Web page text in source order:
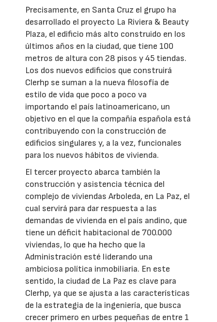
Precisamente, en Santa Cruz el grupo ha
desarrollado el proyecto La Riviera & Beauty
Plaza, el edificio más alto construido en los
últimos años en la ciudad, que tiene 100
metros de altura con 28 pisos y 45 tiendas.
Los dos nuevos edificios que construirá
Clerhp se suman a la nueva filosofía de
estilo de vida que poco a poco va
importando el país latinoamericano, un
objetivo en el que la compañía española está
contribuyendo con la construcción de
edificios singulares y, a la vez, funcionales
para los nuevos hábitos de vivienda.
El tercer proyecto abarca también la
construcción y asistencia técnica del
complejo de viviendas Arboleda, en La Paz, el
cual servirá para dar respuesta a las
demandas de vivienda en el país andino, que
tiene un déficit habitacional de 700.000
viviendas, lo que ha hecho que la
Administración esté liderando una
ambiciosa política inmobiliaria. En este
sentido, la ciudad de La Paz es clave para
Clerhp, ya que se ajusta a las características
de la estrategia de la ingeniería, que busca
crecer primero en urbes pequeñas de entre 1